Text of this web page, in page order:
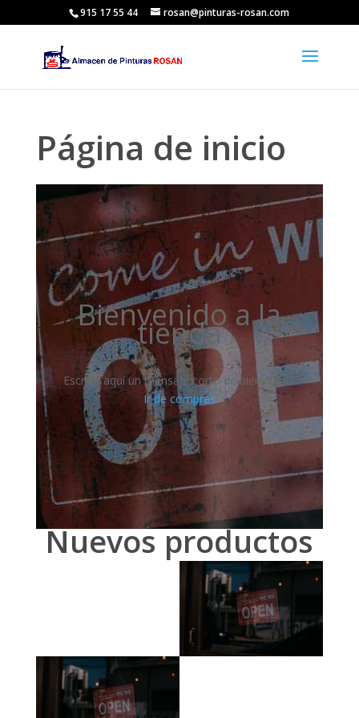
915 17 55 44 rosan@pinturas-rosan.com
Página de inicio
Bienvenido a la
tienda
Escribe aquí un mensaje corto de bienvenida
Ir de compras
Nuevos productos